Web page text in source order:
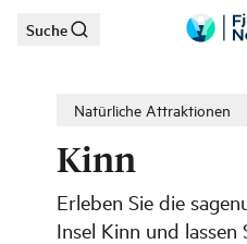
Zum Hauptinhalt
Suche
Natürliche Attraktionen
Kinn
Erleben Sie die
Insel Kinn und lassen